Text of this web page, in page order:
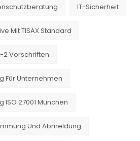
IT-Sicherheit
Mit TISAX Standard
2 Vorschriften
Für Unternehmen
27001 München
Und Abmeldung